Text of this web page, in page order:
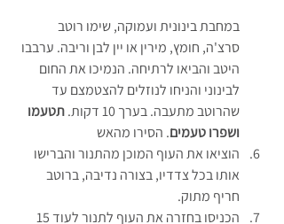
במחבת בינונית ועמוקה, שימו רוטב
סרצ'ה, חומץ, מירין או יין לבן וריבה. ערבבו
היטב והביאו לרתיחה. הנמיכו את החום
לבינוני והניחו לנוזלים להצטמצם עד
שהרוטב מתעבה. בערך 10 דקות.
תטעמו
ושפרו טעמים. הסירו מהאש
הוציאו את העוף המוכן מהתנור והברישו
אותו בכל צדדיו, בצורה נדיבה, ברוטב
חריף מתוק.